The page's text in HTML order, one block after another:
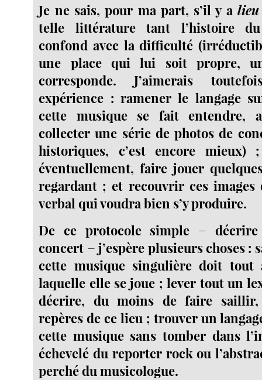
Je ne sais, pour ma part, s’il y alieu
telle littérature tant l’histoire du
confond avec la difficulté
une place qui lui soit propre,
corresponde. J’aimerais
expérience : ramener le langage
cette musique se fait entendre,
collecter une série de photos de
historiques, c’est encore mieux)
éventuellement, faire jouer
regardant ; et recouvrir ces images
verbal qui voudra bien s’y produire.
De ce protocole simple − décrire
concert − j’espère plusieurs choses :
cette musique singulière doit tout
laquelle elle se joue ; lever tout un
décrire, du moins de faire
repères de ce lieu ; trouver un
cette musique sans tomber dans
échevelé du reporter rock ou
perché du musicologue.